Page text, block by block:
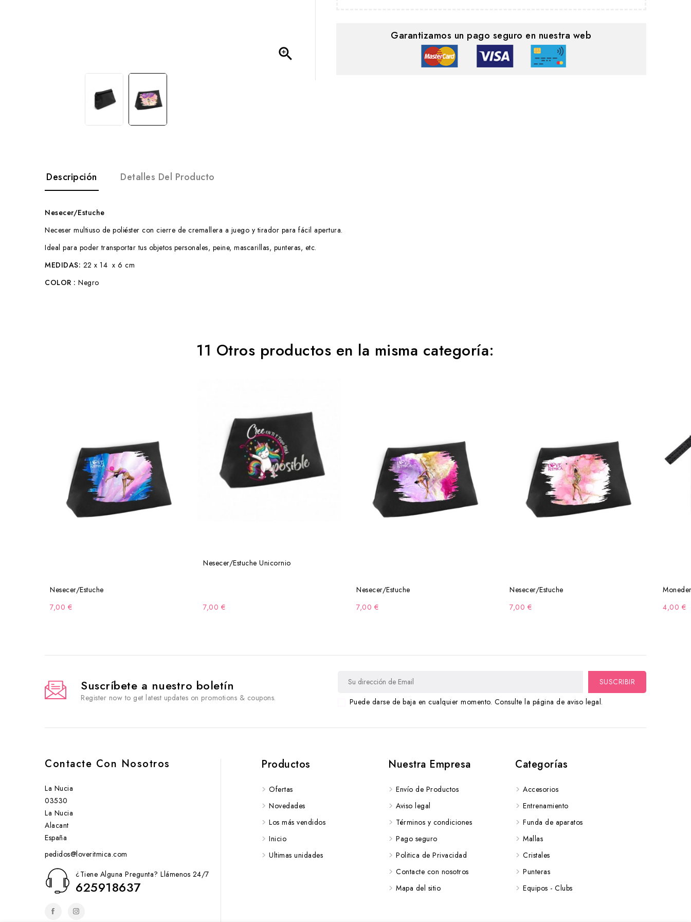

Garantizamos un pago seguro en nuestra web
Descripción Detalles Del Producto
Nesecer/Estuche
Neceser multiuso de poliéster con cierre de cremallera a juego y tirador para fácil apertura.
Ideal para poder transportar tus objetos personales, peine, mascarillas, punteras, etc.
MEDIDAS: 22 x 14 x 6 cm
COLOR : Negro
11 Otros productos en la misma categoría:
Nesecer/Estuche
7,00 €
Nesecer/Estuche Unicornio
7,00 €
Nesecer/Estuche
7,00 €
Nesecer/Estuche
7,00 €
4,00 €
Suscríbete a nuestro boletín
Register now to get latest updates on promotions & coupons. Puede darse de baja en cualquier momento. Consulte la página de aviso legal.
Contacte Con Nosotros
La Nucia
03530
La Nucia
Alacant
España
pedidos@loveritmica.com
¿Tiene Alguna Pregunta? Llámenos 24/7
625918637
Productos
Ofertas
Novedades
Los más vendidos
Inicio
Ultimas unidades
Nuestra Empresa
Envío de Productos
Aviso legal
Términos y condiciones
Pago seguro
Politica de Privacidad
Contacte con nosotros
Mapa del sitio
Categorías
Accesorios
Entrenamiento
Funda de aparatos
Mallas
Cristales
Punteras
Equipos - Clubs